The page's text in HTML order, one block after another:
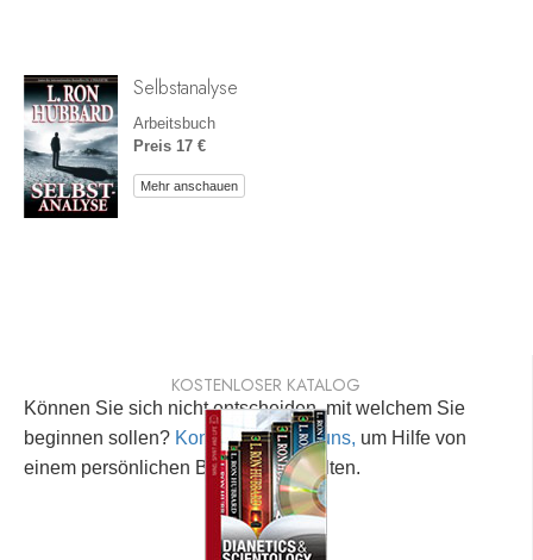
Selbstanalyse
Arbeitsbuch
Preis 17 €
Mehr anschauen
Können Sie sich nicht entscheiden, mit welchem Sie
beginnen sollen? Kontaktieren Sie uns, um Hilfe von
einem persönlichen Berater zu erhalten.
KOSTENLOSER KATALOG